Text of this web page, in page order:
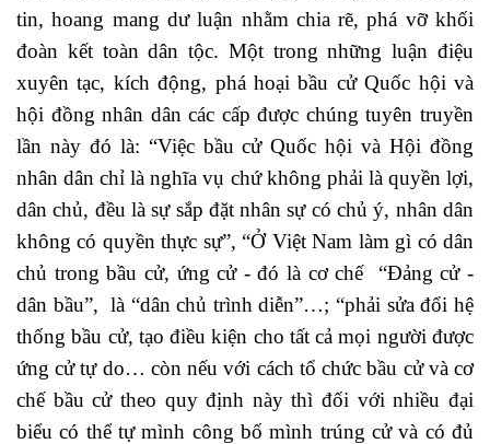
tin, hoang mang dư luận nhằm chia rẽ, phá vỡ khối
đoàn kết toàn dân tộc. Một trong những luận điệu
xuyên tạc, kích động, phá hoại bầu cử Quốc hội và
hội đồng nhân dân các cấp được chúng tuyên truyền
lần này đó là: “Việc bầu cử Quốc hội và Hội đồng
nhân dân chỉ là nghĩa vụ chứ không phải là quyền lợi,
dân chủ, đều là sự sắp đặt nhân sự có chủ ý, nhân dân
không có quyền thực sự”, “Ở Việt Nam làm gì có dân
chủ trong bầu cử, ứng cử - đó là cơ chế “Đảng cử -
dân bầu”, là “dân chủ trình diễn”…; “phải sửa đổi hệ
thống bầu cử, tạo điều kiện cho tất cả mọi người được
ứng cử tự do… còn nếu với cách tổ chức bầu cử và cơ
chế bầu cử theo quy định này thì đối với nhiều đại
biểu có thể tự mình công bố mình trúng cử và có đủ